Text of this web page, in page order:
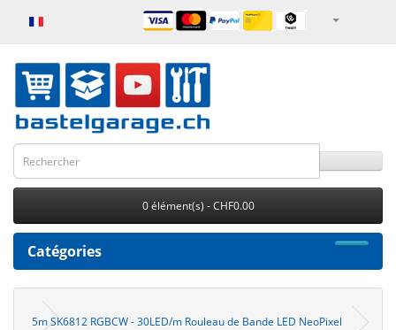
0 élément(s) - CHF0.00
Catégories
5m SK6812 RGBCW - 30LED/m Rouleau de Bande LED NeoPixel